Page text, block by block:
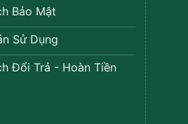
Bảo Mật
Sử Dụng
Đổi Trả - Hoàn Tiền